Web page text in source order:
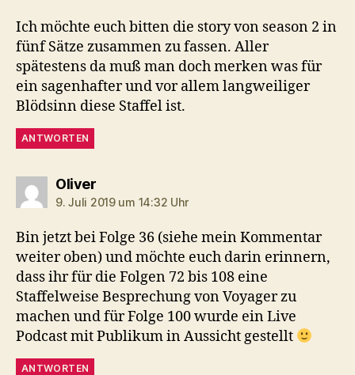
Ich möchte euch bitten die story von season 2 in
fünf Sätze zusammen zu fassen. Aller
spätestens da muß man doch merken was für
ein sagenhafter und vor allem langweiliger
Blödsinn diese Staffel ist.
ANTWORTEN
Oliversagt:
9. Juli 2019 um 14:32 Uhr
Bin jetzt bei Folge 36 (siehe mein Kommentar
weiter oben) und möchte euch darin erinnern,
dass ihr für die Folgen 72 bis 108 eine
Staffelweise Besprechung von Voyager zu
machen und für Folge 100 wurde ein Live
Podcast mit Publikum in Aussicht gestellt
ANTWORTEN